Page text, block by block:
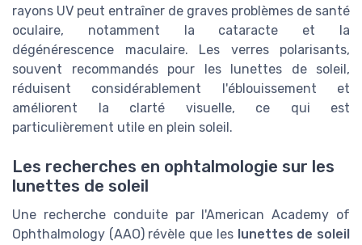
rayons UV peut entraîner de graves problèmes de santé
oculaire, notamment la cataracte et la
dégénérescence maculaire. Les verres polarisants,
souvent recommandés pour les lunettes de soleil,
réduisent considérablement l'éblouissement et
améliorent la clarté visuelle, ce qui est
particulièrement utile en plein soleil.
Les recherches en ophtalmologie sur les
lunettes de soleil
Une recherche conduite par l'American Academy of
Ophthalmology (AAO) révèle que les lunettes de soleil